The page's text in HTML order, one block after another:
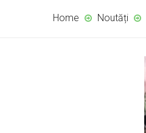
Home Noutăți